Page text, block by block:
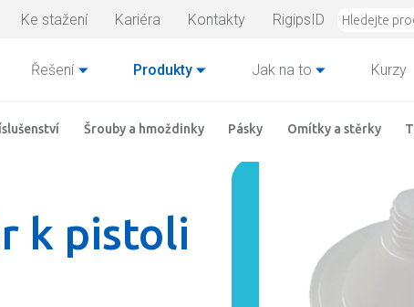
Ke stažení Kariéra Kontakty RigipsID
Řešení Produkty Jak na to Kurzy
Šrouby a hmoždinky Pásky Omítky a stěrky
k pistoli